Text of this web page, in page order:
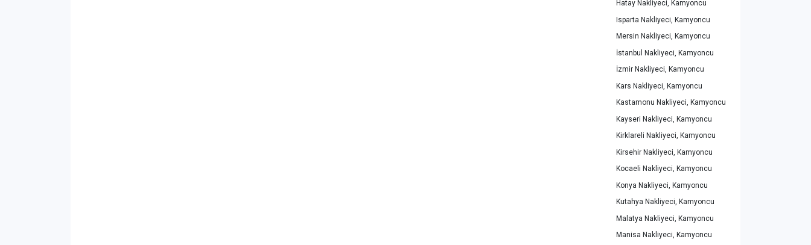
Hatay Nakliyeci, Kamyoncu
Isparta Nakliyeci, Kamyoncu
Mersin Nakliyeci, Kamyoncu
İstanbul Nakliyeci, Kamyoncu
İzmir Nakliyeci, Kamyoncu
Kars Nakliyeci, Kamyoncu
Kastamonu Nakliyeci, Kamyoncu
Kayseri Nakliyeci, Kamyoncu
Kirklareli Nakliyeci, Kamyoncu
Kirsehir Nakliyeci, Kamyoncu
Kocaeli Nakliyeci, Kamyoncu
Konya Nakliyeci, Kamyoncu
Kutahya Nakliyeci, Kamyoncu
Malatya Nakliyeci, Kamyoncu
Manisa Nakliyeci, Kamyoncu